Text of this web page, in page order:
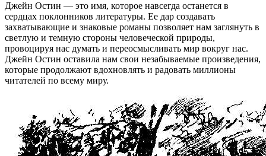
Джейн Остин — это имя, которое навсегда останется в
сердцах поклонников литературы. Ее дар создавать
захватывающие и знаковые романы позволяет нам заглянуть в
светлую и темную стороны человеческой природы,
провоцируя нас думать и переосмысливать мир вокруг нас.
Джейн Остин оставила нам свои незабываемые произведения,
которые продолжают вдохновлять и радовать миллионы
читателей по всему миру.